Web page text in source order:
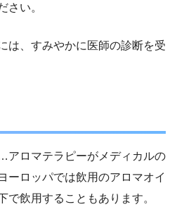
さい。
は、すみやかに医師の診断を受
アロマテラピーがメディカルの
ーロッパでは飲用のアロマオイ
で飲用することもあります。